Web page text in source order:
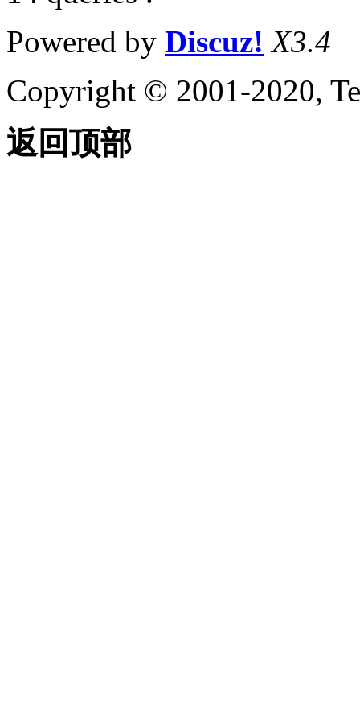
Powered by Discuz! X3.4
Copyright © 2001-2020,
返回顶部